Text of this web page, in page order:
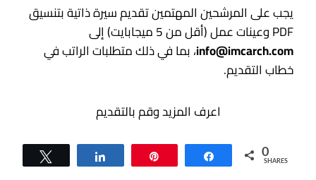
يجب على المرشحين المهتمين تقديم سيرة ذاتية بتنسيق
PDF وعينات عمل (أقل من 5 ميجابايت) إلى
info@imcarch.com، بما في ذلك متطلبات الراتب في
خطاب التقديم.
اعرف المزيد وقم بالتقديم
Share 0
SHARES